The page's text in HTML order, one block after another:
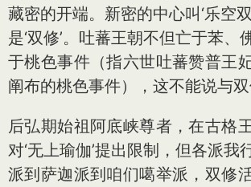
藏密的开端。新密的中心叫‘乐空
是‘双修’。吐蕃王朝不但亡于苯、
于桃色事件（指六世吐蕃赞普王
阐布的桃色事件），这不能说与双
后弘期始祖阿底峡尊者，在古格
对‘无上瑜伽’提出限制，但各派我
派到萨迦派到咱们噶举派，双修